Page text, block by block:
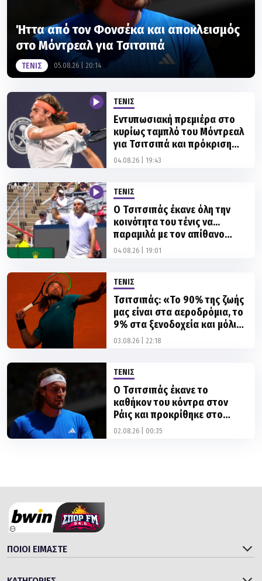
Ήττα από τον Φονσέκα και αποκλεισμός
στο Μόντρεαλ για Τσιτσιπά
ΤΕΝΙΣ 05.08.26 | 20:14
ΤΕΝΙΣ
Εντυπωσιακή πρεμιέρα στο
κυρίως ταμπλό του Μόντρεαλ
για Τσιτσιπά και πρόκριση
στον δεύτερο γύρο του
04.08.26 | 19:43
ΤΕΝΙΣ
Ο Τσιτσιπάς έκανε όλη την
κοινότητα του τένις να...
παραμιλά με τον απίθανο
πόντο που πέτυχε στο
04.08.26 | 19:01
ΤΕΝΙΣ
Τσιτσιπάς: «Το 90% της ζωής
μας είναι στα αεροδρόμια, το
9% στα ξενοδοχεία και μόλις
το 1% στο τένις»
03.08.26 | 22:18
ΤΕΝΙΣ
Ο Τσιτσιπάς έκανε το
καθήκον του κόντρα στον
Ράις και προκρίθηκε στο
κυρίως ταμπλό του Μόντρεαλ
02.08.26 | 00:35
ΠΟΙΟΙ ΕΙΜΑΣΤΕ